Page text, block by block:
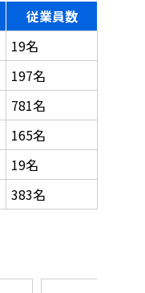
従業員数
19名
197名
781名
165名
19名
383名